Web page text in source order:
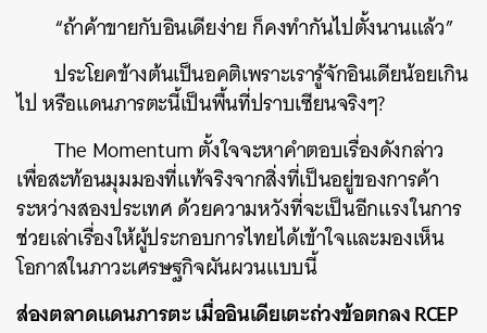
“ถ้าค้าขายกับอินเดียง่าย ก็คงทำกันไปตั้งนานแล้ว”
ประโยคข้างต้นเป็นอคติเพราะเรารู้จักอินเดียน้อยเกิน
ไป หรือแดนภารตะนี้เป็นพื้นที่ปราบเซียนจริงๆ?
The Momentum ตั้งใจจะหาคำตอบเรื่องดังกล่าว
เพื่อสะท้อนมุมมองที่แท้จริงจากสิ่งที่เป็นอยู่ของการค้า
ระหว่างสองประเทศ ด้วยความหวังที่จะเป็นอีกแรงในการ
ช่วยเล่าเรื่องให้ผู้ประกอบการไทยได้เข้าใจและมองเห็น
โอกาสในภาวะเศรษฐกิจผันผวนแบบนี้
ส่องตลาดแดนภารตะ เมื่ออินเดียเตะถ่วงข้อตกลง RCEP